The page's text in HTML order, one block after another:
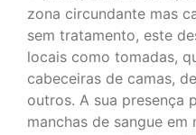
zona circundante mas
sem tratamento, este
locais como tomadas,
cabeceiras de camas,
outros. A sua presença
manchas de sangue